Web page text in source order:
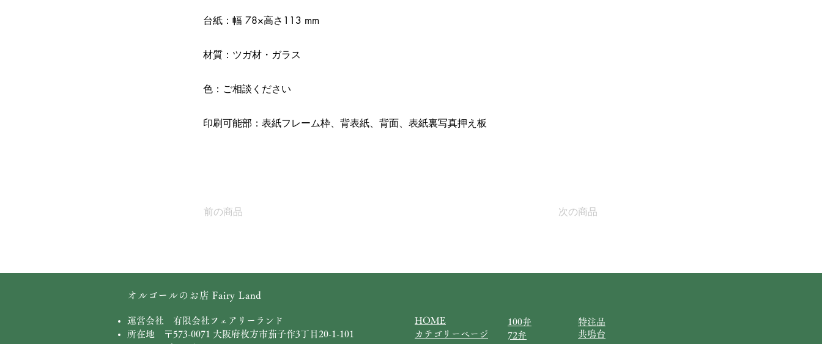
台紙：幅 78×高さ113 mm
材質：ツガ材・ガラス
色：ご相談ください
印刷可能部：表紙フレーム枠、背表紙、背面、表紙裏写真押え板
前の商品 次の商品
オルゴールのお店 Fairy Land
運営会社 有限会社フェアリーランド
所在地 〒573-0071 大阪府枚方市茄子作3丁目20-1-101
HOME
カテゴリーページ
100弁
72弁
特注品
共鳴台